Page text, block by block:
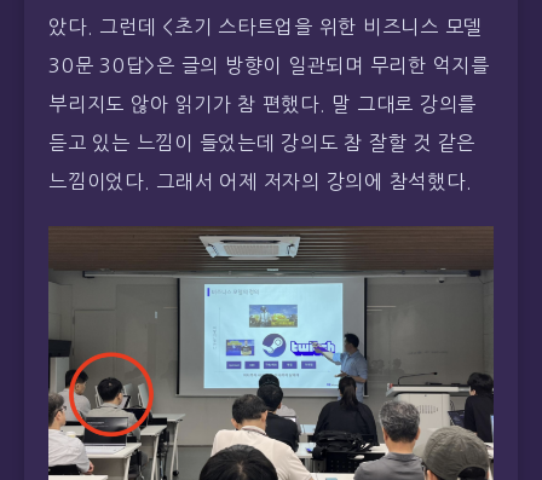
았다. 그런데 <초기 스타트업을 위한 비즈니스 모델
30문 30답>은 글의 방향이 일관되며 무리한 억지를
부리지도 않아 읽기가 참 편했다. 말 그대로 강의를
듣고 있는 느낌이 들었는데 강의도 참 잘할 것 같은
느낌이었다. 그래서 어제 저자의 강의에 참석했다.